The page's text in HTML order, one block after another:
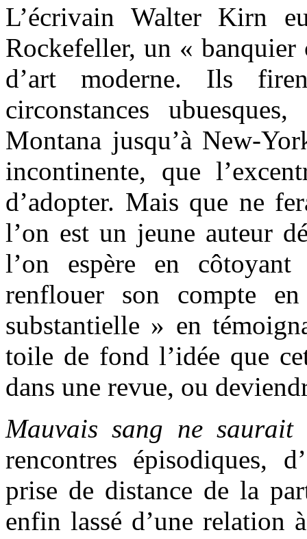
L’écrivain Walter Kirn
Rockefeller, un «
d’art moderne. Ils
circonstances
Montana jusqu’à New-
incontinente, que
d’adopter. Mais que ne
l’on est un jeune auteur
l’on espère en
renflouer son compte
substantielle » en
toile de fond l’idée que
dans une revue, ou
Mauvais sang ne saurait
rencontres épisodiques,
prise de distance de la
enfin lassé d’une relation